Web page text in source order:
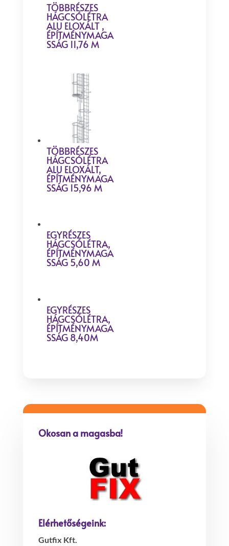
TÖBBRÉSZES
HÁGCSÓLÉTRA
ALU ELOXÁLT ,
ÉPÍTMÉNYMAGA
SSÁG 11,76 M
TÖBBRÉSZES
HÁGCSÓLÉTRA
ALU ELOXÁLT,
ÉPÍTMÉNYMAGA
SSÁG 15,96 M
EGYRÉSZES
HÁGCSÓLÉTRA,
ÉPÍTMÉNYMAGA
SSÁG 5,60 M
EGYRÉSZES
HÁGCSÓLÉTRA,
ÉPÍTMÉNYMAGA
SSÁG 8,40M
Okosan a magasba!
Elérhetőségeink:
Gutfix Kft.